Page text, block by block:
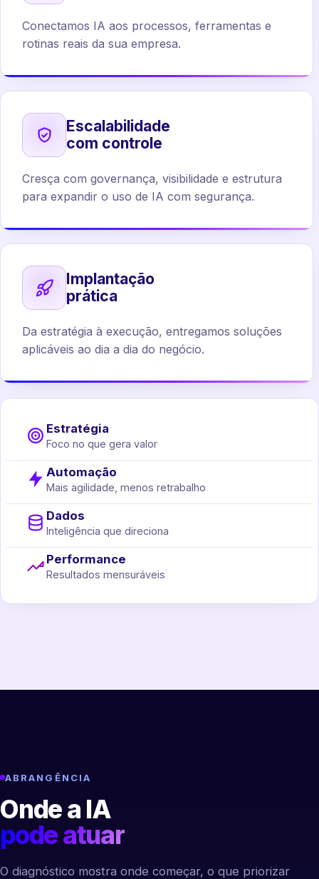
Conectamos IA aos processos, ferramentas e
rotinas reais da sua empresa.
Escalabilidade
com controle
Cresça com governança, visibilidade e estrutura
para expandir o uso de IA com segurança.
Implantação
prática
Da estratégia à execução, entregamos soluções
aplicáveis ao dia a dia do negócio.
Estratégia
Foco no que gera valor
Automação
Mais agilidade, menos retrabalho
Dados
Inteligência que direciona
Performance
Resultados mensuráveis
ABRANGÊNCIA
Onde a IA
pode atuar
O diagnóstico mostra onde começar, o que priorizar